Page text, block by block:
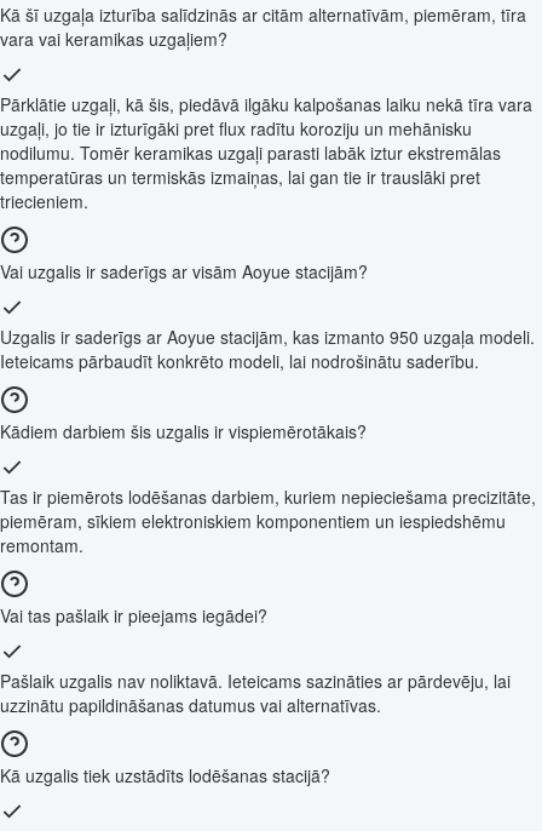
Kā šī uzgaļa izturība salīdzinās ar citām alternatīvām, piemēram, tīra
vara vai keramikas uzgaļiem?
Pārklātie uzgaļi, kā šis, piedāvā ilgāku kalpošanas laiku nekā tīra vara
uzgaļi, jo tie ir izturīgāki pret flux radītu koroziju un mehānisku
nodilumu. Tomēr keramikas uzgaļi parasti labāk iztur ekstremālas
temperatūras un termiskās izmaiņas, lai gan tie ir trauslāki pret
triecieniem.
Vai uzgalis ir saderīgs ar visām Aoyue stacijām?
Uzgalis ir saderīgs ar Aoyue stacijām, kas izmanto 950 uzgaļa modeli.
Ieteicams pārbaudīt konkrēto modeli, lai nodrošinātu saderību.
Kādiem darbiem šis uzgalis ir vispiemērotākais?
Tas ir piemērots lodēšanas darbiem, kuriem nepieciešama precizitāte,
piemēram, sīkiem elektroniskiem komponentiem un iespiedshēmu
remontam.
Vai tas pašlaik ir pieejams iegādei?
Pašlaik uzgalis nav noliktavā. Ieteicams sazināties ar pārdevēju, lai
uzzinātu papildināšanas datumus vai alternatīvas.
Kā uzgalis tiek uzstādīts lodēšanas stacijā?